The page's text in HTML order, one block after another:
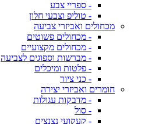
- ספריי צבע
- טוליפ וצבעי חלון
מכחולים ואביזרי צביעה
- מכחולים פשוטים
- מכחולים מקצועיים
- מברשות וספוגים לצביעה
- פלטות ומיכלים
- כני ציור
חומרים ואביזרי יצירה
- מדבקות עגולות
- סול
- קעקועי נצנצים